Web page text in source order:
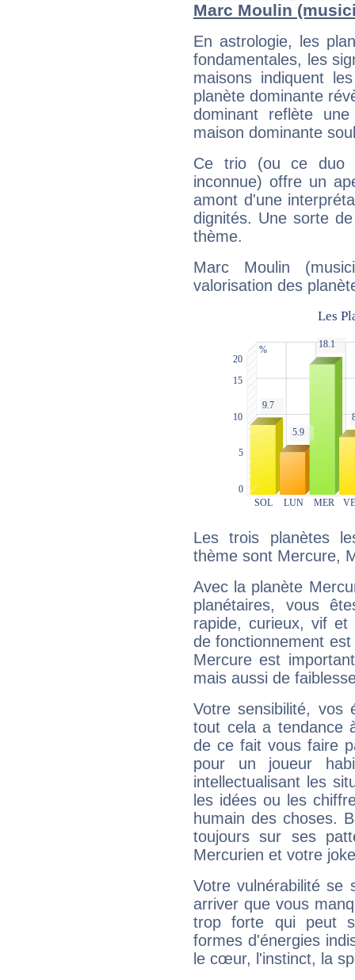
Marc Moulin
En astrologie, les
fondamentales, les
maisons indiquent
planète dominante
dominant reflète
maison dominante
Ce trio (ou ce duo
inconnue) offre un
amont d'une
dignités. Une sorte
thème.
Marc Moulin
valorisation des
Les trois planètes
thème sont Mercure,
Avec la planète
planétaires, vous
rapide, curieux, vif et
de fonctionnement
Mercure est
mais aussi de
Votre sensibilité,
tout cela a tendance
de ce fait vous faire
pour un joueur
intellectualisant les
les idées ou les
humain des choses.
toujours sur ses
Mercurien et votre
Votre vulnérabilité se
arriver que vous
trop forte qui peut
formes d'énergies
le cœur, l'instinct, la